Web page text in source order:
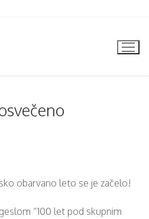
obarvano leto se je začelo!
“100 let pod skupnim